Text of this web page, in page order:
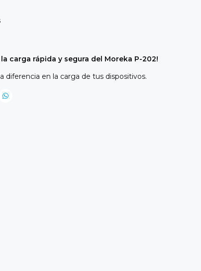
carga rápida y segura del Moreka P-202!
diferencia en la carga de tus dispositivos.